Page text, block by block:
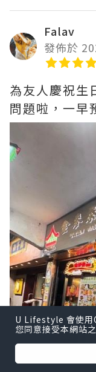
Falav
發佈於
為友人慶祝生
問題啦，一早
U Lifestyle 會使用
您同意接受本網站之